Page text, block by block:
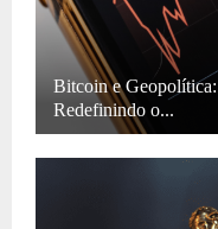
Bitcoin e
Redefinindo o...